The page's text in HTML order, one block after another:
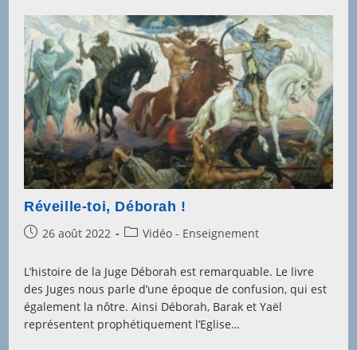
Réveille-toi, Déborah !
Post26 août 2022
PostVidéo - Enseignement
L’histoire de la Juge Déborah est remarquable. Le livre
des Juges nous parle d’une époque de confusion, qui est
également la nôtre. Ainsi Déborah, Barak et Yaël
représentent prophétiquement l’Eglise…